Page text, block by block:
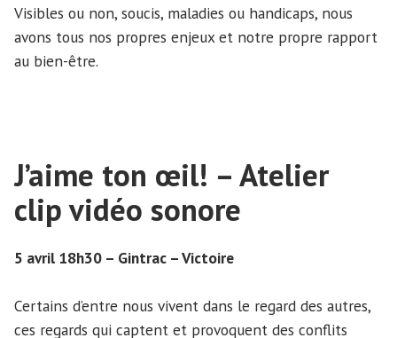
Visibles ou non, soucis, maladies ou handicaps, nous
avons tous nos propres enjeux et notre propre rapport
au bien-être.
J’aime ton œil! – Atelier
clip vidéo sonore
5 avril 18h30 – Gintrac – Victoire
Certains d’entre nous vivent dans le regard des autres,
ces regards qui captent et provoquent des conflits